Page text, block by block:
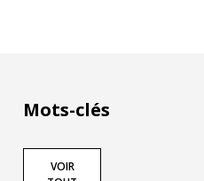
Mots-clés
VOIR